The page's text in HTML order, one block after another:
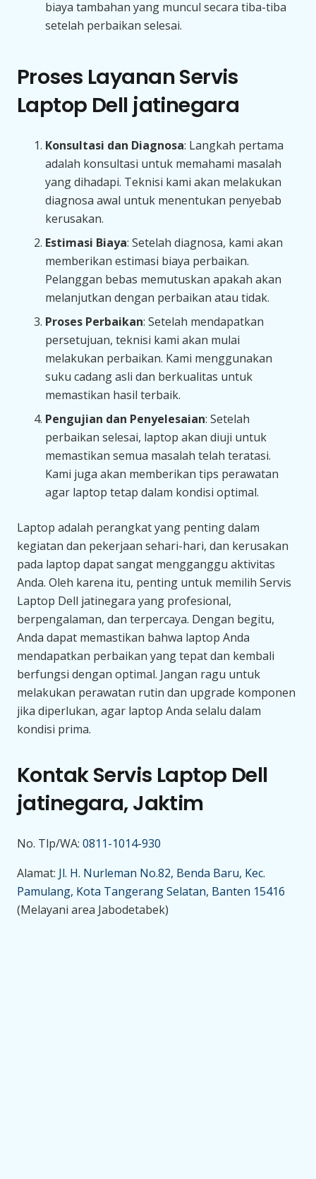
biaya tambahan yang muncul secara tiba-tiba
setelah perbaikan selesai.
Proses Layanan Servis
Laptop Dell jatinegara
Konsultasi dan Diagnosa: Langkah pertama
adalah konsultasi untuk memahami masalah
yang dihadapi. Teknisi kami akan melakukan
diagnosa awal untuk menentukan penyebab
kerusakan.
Estimasi Biaya: Setelah diagnosa, kami akan
memberikan estimasi biaya perbaikan.
Pelanggan bebas memutuskan apakah akan
melanjutkan dengan perbaikan atau tidak.
Proses Perbaikan: Setelah mendapatkan
persetujuan, teknisi kami akan mulai
melakukan perbaikan. Kami menggunakan
suku cadang asli dan berkualitas untuk
memastikan hasil terbaik.
Pengujian dan Penyelesaian: Setelah
perbaikan selesai, laptop akan diuji untuk
memastikan semua masalah telah teratasi.
Kami juga akan memberikan tips perawatan
agar laptop tetap dalam kondisi optimal.
Laptop adalah perangkat yang penting dalam
kegiatan dan pekerjaan sehari-hari, dan kerusakan
pada laptop dapat sangat mengganggu aktivitas
Anda. Oleh karena itu, penting untuk memilih Servis
Laptop Dell jatinegara yang profesional,
berpengalaman, dan terpercaya. Dengan begitu,
Anda dapat memastikan bahwa laptop Anda
mendapatkan perbaikan yang tepat dan kembali
berfungsi dengan optimal. Jangan ragu untuk
melakukan perawatan rutin dan upgrade komponen
jika diperlukan, agar laptop Anda selalu dalam
kondisi prima.
Kontak Servis Laptop Dell
jatinegara, Jaktim
No. Tlp/WA: 0811-1014-930
Alamat: Jl. H. Nurleman No.82, Benda Baru, Kec.
Pamulang, Kota Tangerang Selatan, Banten 15416
(Melayani area Jabodetabek)